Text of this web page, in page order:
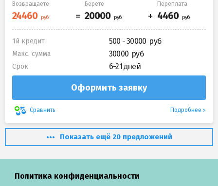
Возвращаете Берете Переплата
1й кредит 500 - 30000
Макс. сумма 30000
Срок 6-21 дней
Оформить заявку
Сравнить Подробнее
Показать ещё 20 предложений
Политика конфиденциальности